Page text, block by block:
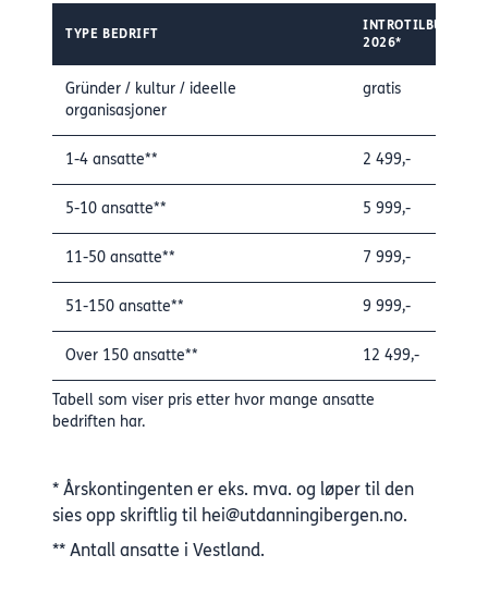
TYPE BEDRIFT
INTROTILBUD
2026*
Gründer / kultur / ideelle
organisasjoner
gratis
1-4 ansatte** 2 499,-
5-10 ansatte** 5 999,-
11-50 ansatte** 7 999,-
51-150 ansatte** 9 999,-
Over 150 ansatte** 12 499,-
Tabell som viser pris etter hvor mange ansatte
bedriften har.
* Årskontingenten er eks. mva. og løper til den
sies opp skriftlig til hei@utdanningibergen.no.
** Antall ansatte i Vestland.